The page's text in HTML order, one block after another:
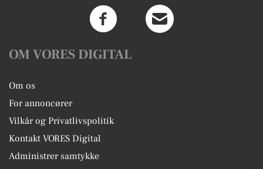
OM VORES DIGITAL
Om os
For annoncører
Vilkår og Privatlivspolitik
Kontakt VORES Digital
Administrer samtykke